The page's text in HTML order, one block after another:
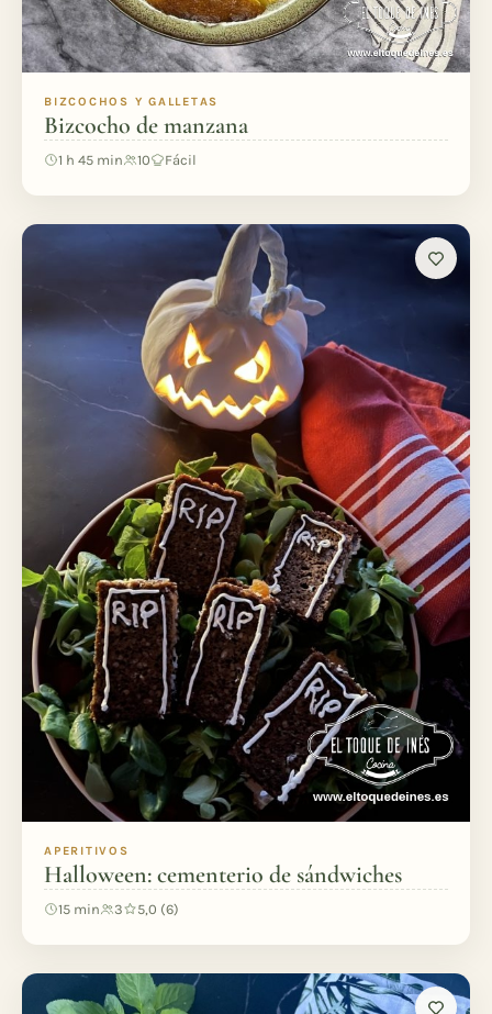
BIZCOCHOS Y GALLETAS
Bizcocho de manzana
1 h 45 min 10 Fácil
APERITIVOS
Halloween: cementerio de sándwiches
15 min 3 5,0 (6)